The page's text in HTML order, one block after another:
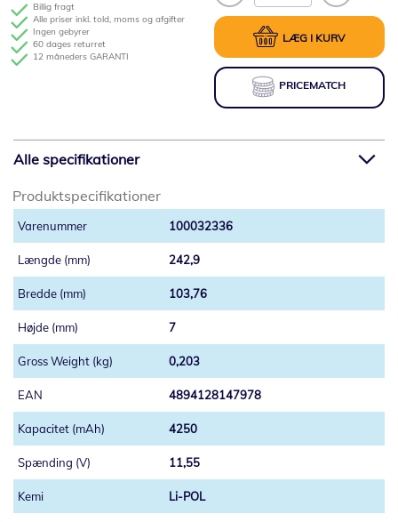
LÆG I KURV
PRICEMATCH
Billig fragt
Alle priser inkl. told, moms og afgifter
Ingen gebyrer
60 dages returret
12 måneders GARANTI
Alle specifikationer
Produktspecifikationer
100032336
242,9
103,76
7
0,203
4894128147978
4250
11,55
Li-POL